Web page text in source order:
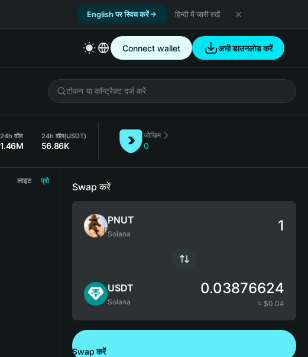
English पर स्विच करें हिन्दी में जारी रखें
Connect wallet अभी डाउनलोड करें
24h वॉल
1.46M
24h वॉल(USDT)
56.86K
जोखिम
0
लाइट प्रो
Swap करें
PNUT
Solana
USDT
Solana
0.03876624
≈ $0.04
Swap करें